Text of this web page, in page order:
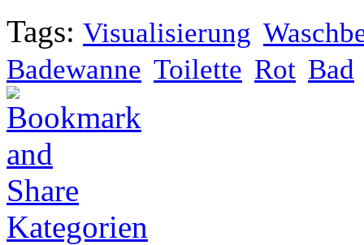
Tags: Visualisierung
Badewanne Toilette Rot Bad
Kategorien